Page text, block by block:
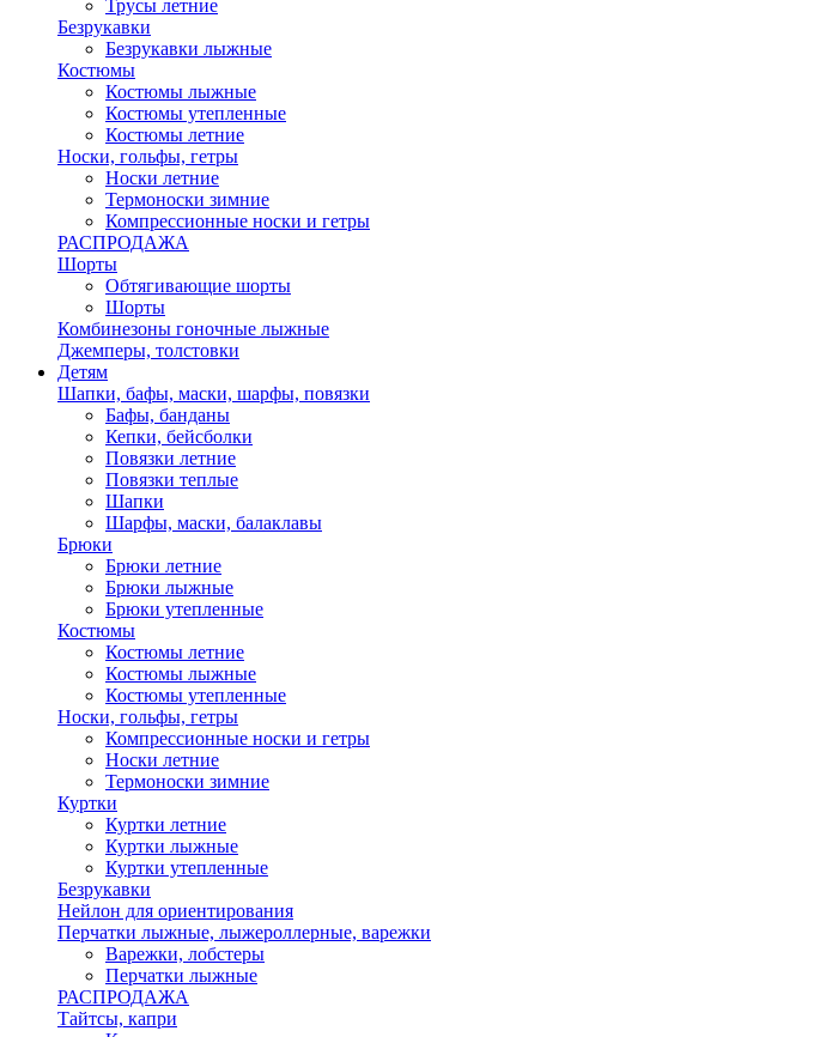
Трусы летние
Безрукавки
Безрукавки лыжные
Костюмы
Костюмы лыжные
Костюмы утепленные
Костюмы летние
Носки, гольфы, гетры
Носки летние
Термоноски зимние
Компрессионные носки и гетры
РАСПРОДАЖА
Шорты
Обтягивающие шорты
Шорты
Комбинезоны гоночные лыжные
Джемперы, толстовки
Детям
Шапки, бафы, маски, шарфы, повязки
Бафы, банданы
Кепки, бейсболки
Повязки летние
Повязки теплые
Шапки
Шарфы, маски, балаклавы
Брюки
Брюки летние
Брюки лыжные
Брюки утепленные
Костюмы
Костюмы летние
Костюмы лыжные
Костюмы утепленные
Носки, гольфы, гетры
Компрессионные носки и гетры
Носки летние
Термоноски зимние
Куртки
Куртки летние
Куртки лыжные
Куртки утепленные
Безрукавки
Нейлон для ориентирования
Перчатки лыжные, лыжероллерные, варежки
Варежки, лобстеры
Перчатки лыжные
РАСПРОДАЖА
Тайтсы, капри